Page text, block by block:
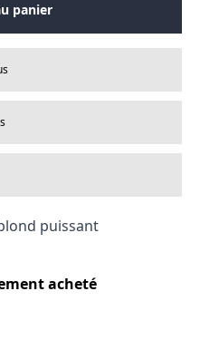
panier
puissant
acheté